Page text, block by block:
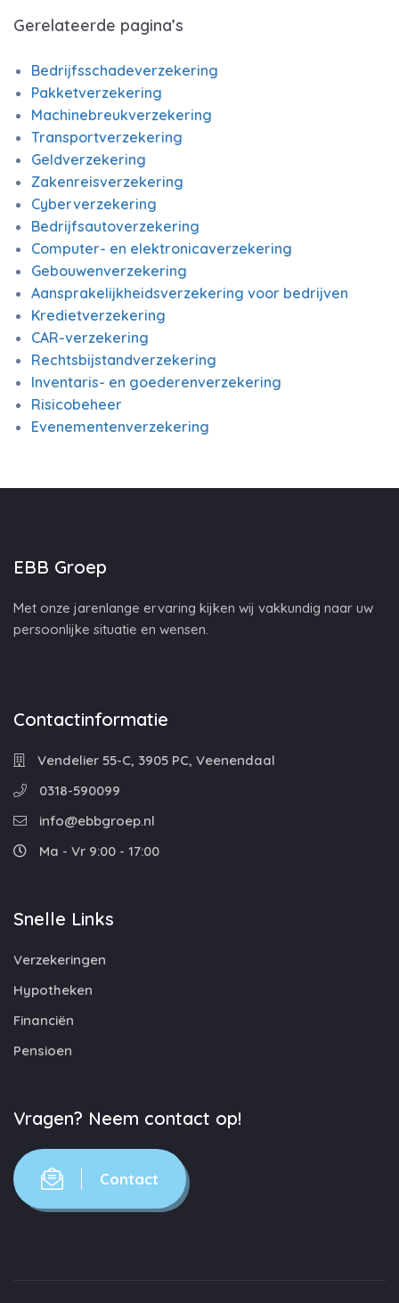
Gerelateerde pagina’s
Bedrijfsschadeverzekering
Pakketverzekering
Machinebreukverzekering
Transportverzekering
Geldverzekering
Zakenreisverzekering
Cyberverzekering
Bedrijfsautoverzekering
Computer- en elektronicaverzekering
Gebouwenverzekering
Aansprakelijkheidsverzekering voor bedrijven
Kredietverzekering
CAR-verzekering
Rechtsbijstandverzekering
Inventaris- en goederenverzekering
Risicobeheer
Evenementenverzekering
EBB Groep
Met onze jarenlange ervaring kijken wij vakkundig naar uw
persoonlijke situatie en wensen.
Contactinformatie
Vendelier 55-C, 3905 PC, Veenendaal
0318-590099
info@ebbgroep.nl
Ma - Vr 9:00 - 17:00
Snelle Links
Verzekeringen
Hypotheken
Financiën
Pensioen
Vragen? Neem contact op!
Contact